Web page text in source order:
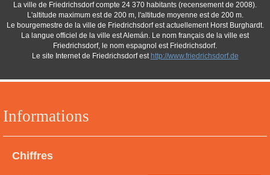
Informations
Chiffres
La ville de Friedrichsdorf compte 24 370 habitants (recensement de 2008).
L'altitude maximum est de 200 m, l'altitude moyenne est de 200 m.
Le bourgemestre de la ville de Friedrichsdorf est actuellement Horst Burghardt.
La langue officiel de la ville est Alemán. Le nom français de la ville est
Friedrichsdorf, le nom espagnol est Friedrichsdorf.
Le site Internet de Friedrichsdorf est http://www.friedrichsdorf.de